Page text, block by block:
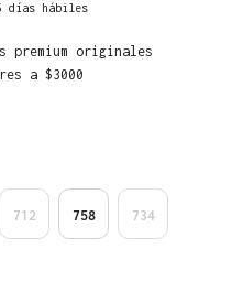
días hábiles
premium originales
a $3000
712 758 734